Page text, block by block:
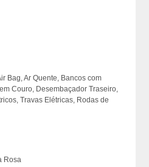
Bag, Ar Quente, Bancos com
Couro, Desembaçador Traseiro,
Travas Elétricas, Rodas de
Rosa